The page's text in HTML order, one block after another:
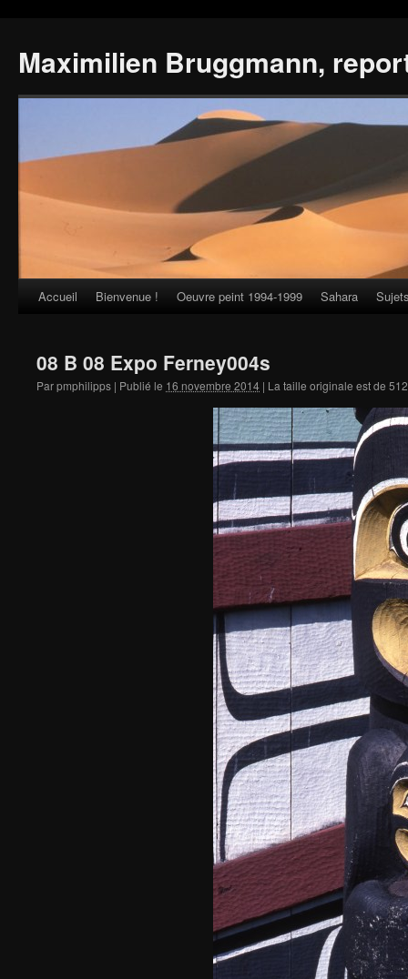
Maximilien Bruggmann,
Skip
content
Accueil Bienvenue ! Oeuvre peint 1994-1999 Sahara
08 B 08 Expo Ferney004s
Parpmphilipps | Publié le 16 novembre 2014 | La taille originale est de